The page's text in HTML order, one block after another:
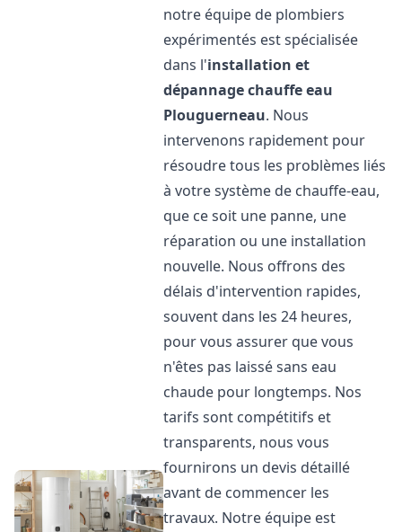
notre équipe de plombiers
expérimentés est spécialisée
dans l'installation et
dépannage chauffe eau
Plouguerneau. Nous
intervenons rapidement pour
résoudre tous les problèmes liés
à votre système de chauffe-eau,
que ce soit une panne, une
réparation ou une installation
nouvelle. Nous offrons des
délais d'intervention rapides,
souvent dans les 24 heures,
pour vous assurer que vous
n'êtes pas laissé sans eau
chaude pour longtemps. Nos
tarifs sont compétitifs et
transparents, nous vous
fournirons un devis détaillé
avant de commencer les
travaux. Notre équipe est